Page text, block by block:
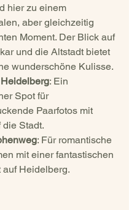
hier zu einem
aber gleichzeitig
Moment. Der Blick auf
und die Altstadt bietet
wunderschöne Kulisse.
: Ein
Spot für
Paarfotos mit
die Stadt.
: Für romantische
mit einer fantastischen
auf Heidelberg.